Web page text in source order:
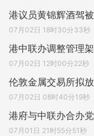
港议员黄锦辉酒驾
07月02日 18时30分33秒
港中联办调整管理
07月02日 12时00分22秒
伦敦金属交易所拟
07月02日 08时40分19秒
港府与中联办合办
07月01日 21时55分51秒